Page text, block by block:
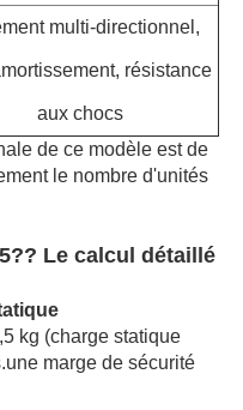
multi-directionnel,
résistance
aux chocs
de ce modèle est de
le nombre d'unités
Le calcul détaillé
kg (charge statique
marge de sécurité